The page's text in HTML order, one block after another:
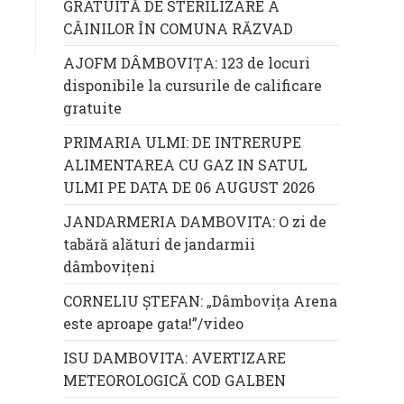
GRATUITĂ DE STERILIZARE A
CÂINILOR ÎN COMUNA RĂZVAD
AJOFM DÂMBOVIȚA: 123 de locuri
disponibile la cursurile de calificare
gratuite
PRIMARIA ULMI: DE INTRERUPE
ALIMENTAREA CU GAZ IN SATUL
ULMI PE DATA DE 06 AUGUST 2026
JANDARMERIA DAMBOVITA: O zi de
tabără alături de jandarmii
dâmbovițeni
CORNELIU ȘTEFAN: „Dâmbovița Arena
este aproape gata!”/video
ISU DAMBOVITA: AVERTIZARE
METEOROLOGICĂ COD GALBEN